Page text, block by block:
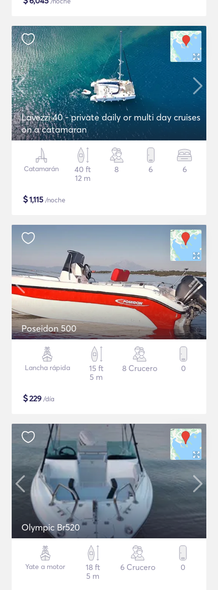
Lavezzi 40 - private daily or multi day cruises
on a catamaran
Catamarán
40 ft
12 m
8 6 6
$1,115 /noche
Poseidon 500
Lancha rápida
15 ft
5 m
8 Crucero 0
$229 /día
Olympic Br520
Yate a motor
18 ft
5 m
6 Crucero 0